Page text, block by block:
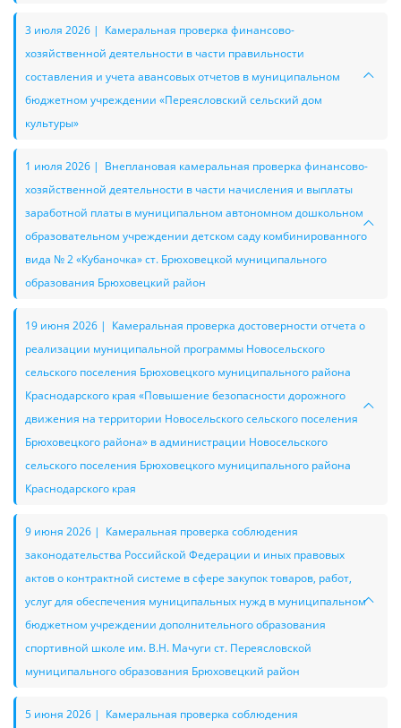
3 июля 2026 | Камеральная проверка финансово-
хозяйственной деятельности в части правильности
составления и учета авансовых отчетов в муниципальном
бюджетном учреждении «Переясловский сельский дом
культуры»
1 июля 2026 | Внеплановая камеральная проверка финансово-
хозяйственной деятельности в части начисления и выплаты
заработной платы в муниципальном автономном дошкольном
образовательном учреждении детском саду комбинированного
вида № 2 «Кубаночка» ст. Брюховецкой муниципального
образования Брюховецкий район
19 июня 2026 | Камеральная проверка достоверности отчета о
реализации муниципальной программы Новосельского
сельского поселения Брюховецкого муниципального района
Краснодарского края «Повышение безопасности дорожного
движения на территории Новосельского сельского поселения
Брюховецкого района» в администрации Новосельского
сельского поселения Брюховецкого муниципального района
Краснодарского края
9 июня 2026 | Камеральная проверка соблюдения
законодательства Российской Федерации и иных правовых
актов о контрактной системе в сфере закупок товаров, работ,
услуг для обеспечения муниципальных нужд в муниципальном
бюджетном учреждении дополнительного образования
спортивной школе им. В.Н. Мачуги ст. Переясловской
муниципального образования Брюховецкий район
5 июня 2026 | Камеральная проверка соблюдения